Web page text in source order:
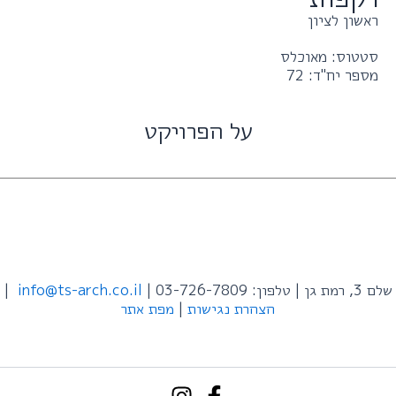
ראשון לציון
סטטוס: מאוכלס
מספר יח"ד: 72
על הפרויקט
שלם 3, רמת גן | טלפון: 03-726-7809 | info@ts-arch.co.il
|
הצהרת נגישות | מפת אתר